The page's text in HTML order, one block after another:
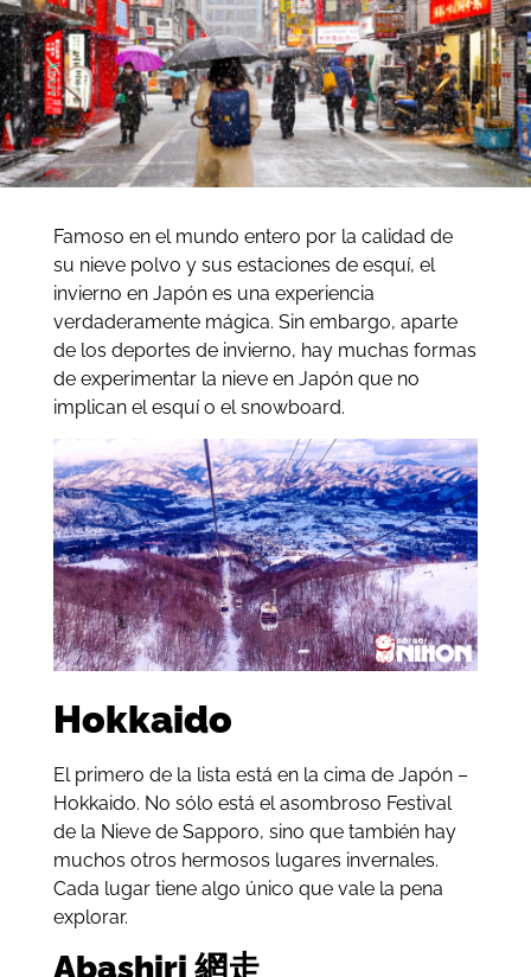
Famoso en el mundo entero por la calidad de
su nieve polvo y sus estaciones de esquí, el
invierno en Japón es una experiencia
verdaderamente mágica. Sin embargo, aparte
de los deportes de invierno, hay muchas formas
de experimentar la nieve en Japón que no
implican el esquí o el snowboard.
Hokkaido
El primero de la lista está en la cima de Japón –
Hokkaido. No sólo está el asombroso Festival
de la Nieve de Sapporo, sino que también hay
muchos otros hermosos lugares invernales.
Cada lugar tiene algo único que vale la pena
explorar.
Abashiri 網走